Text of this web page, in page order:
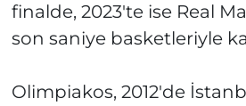
finalde, 2023'te ise Real
son saniye basketleriyle
Olimpiakos, 2012'de